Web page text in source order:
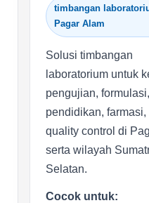
timbangan
Pagar Alam
Solusi timbangan
laboratorium untuk
pengujian, formulasi,
pendidikan, farmasi,
quality control di
serta wilayah
Selatan.
Cocok untuk: